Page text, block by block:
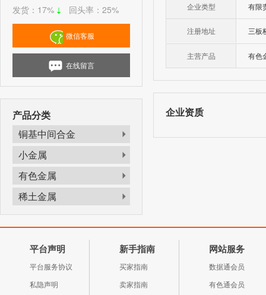
发货： 17% 回头率： 25%
微信客服
在线留言
产品分类
铜基中间合金
小金属
有色金属
稀土金属
企业类型 有限
注册地址 三板
主营产品 有色
企业资质
平台声明
平台服务协议
私隐声明
新手指南
买家指南
卖家指南
网站服务
数据通会员
有色通会员